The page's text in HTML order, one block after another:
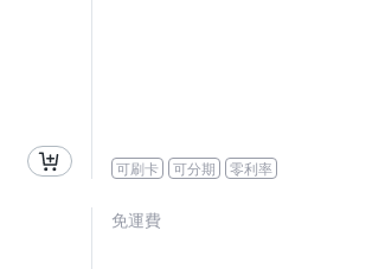
可刷卡 可分期 零利率
免運費